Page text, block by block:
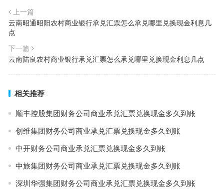
上一篇
云南昭通昭阳农村商业银行承兑汇票怎么承兑哪里兑换现金利息几
点
下一篇
云南陆良农村商业银行承兑汇票怎么承兑哪里兑换现金利息几点
相关推荐
顺丰控股集团财务公司商业承兑汇票兑换现金多久到账
创维集团财务公司商业承兑汇票兑换现金多久到账
中开财务公司商业承兑汇票兑换现金多久到账
中旅集团财务公司商业承兑汇票兑换现金多久到账
深圳华强集团财务公司商业承兑汇票兑换现金多久到账